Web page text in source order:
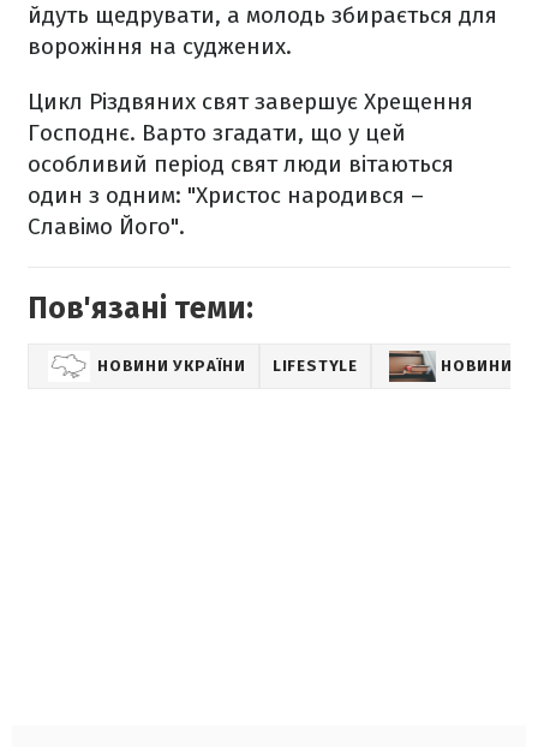
йдуть щедрувати, а молодь збирається для
ворожіння на суджених.
Цикл Різдвяних свят завершує Хрещення
Господнє. Варто згадати, що у цей
особливий період свят люди вітаються
один з одним: "Христос народився –
Славімо Його".
Пов'язані теми:
НОВИНИ УКРАЇНИ LIFESTYLE НОВИНИ